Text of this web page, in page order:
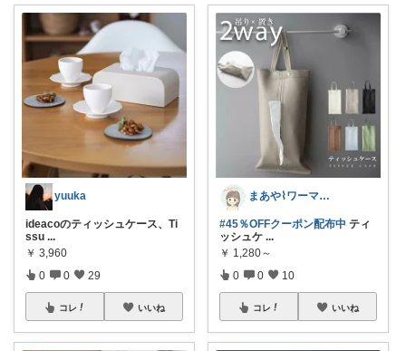
yuuka
ideacoのティッシュケース、Ti
ssu ...
￥ 3,960
0 0 29
コレ いいね
まあや⌇ワーママの暮らしとインテリア𓍯
#45％OFFクーポン配布中 ティ
ッシュケ ...
￥ 1,280～
0 0 10
コレ いいね